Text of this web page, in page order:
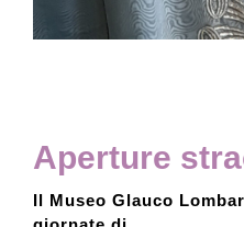
Italiano
Aperture
Il Museo Glauco